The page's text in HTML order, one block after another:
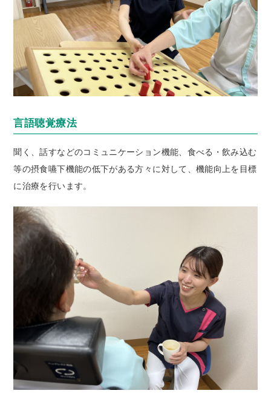
言語聴覚療法
聞く、話すなどのコミュニケーション機能、食べる・飲み込む
等の摂食嚥下機能の低下がある方々に対して、機能向上を目標
に治療を行います。